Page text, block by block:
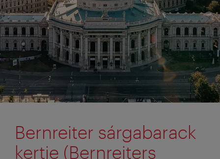
Bernreiter sárgabarack
kertje (Bernreiters